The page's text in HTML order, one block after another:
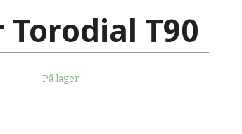
T90
På lager